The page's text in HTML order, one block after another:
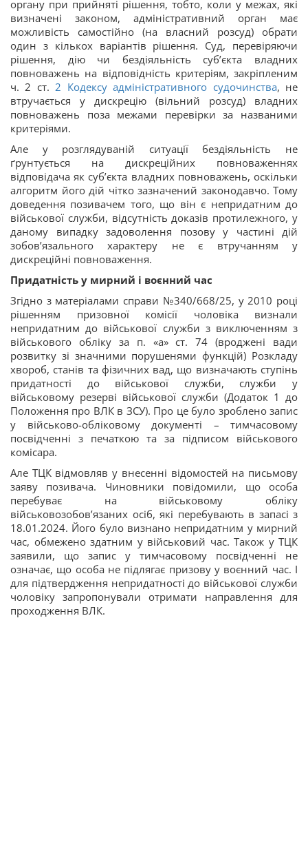
органу при прийняті рішення, тобто, коли у межах, які
визначені законом, адміністративний орган має
можливість самостійно (на власний розсуд) обрати
один з кількох варіантів рішення. Суд, перевіряючи
рішення, дію чи бездіяльність субʼєкта владних
повноважень на відповідність критеріям, закріпленим
ч. 2 ст. 2 Кодексу адміністративного судочинства, не
втручається у дискрецію (вільний розсуд) владних
повноважень поза межами перевірки за названими
критеріями.
Але у розглядуваній ситуації бездіяльність не
ґрунтується на дискреційних повноваженнях
відповідача як субʼєкта владних повноважень, оскільки
алгоритм його дій чітко зазначений законодавчо. Тому
доведення позивачем того, що він є непридатним до
військової служби, відсутність доказів протилежного, у
даному випадку задоволення позову у частині дій
зобовʼязального характеру не є втручанням у
дискреційні повноваження.
Придатність у мирний і воєнний час
Згідно з матеріалами справи №340/668/25, у 2010 році
рішенням призовної комісії чоловіка визнали
непридатним до військової служби з виключенням з
військового обліку за п. «а» ст. 74 (вроджені вади
розвитку зі значними порушенями функцій) Розкладу
хвороб, станів та фізичних вад, що визначають ступінь
придатності до військової служби, служби у
військовому резерві військової служби (Додаток 1 до
Положення про ВЛК в ЗСУ). Про це було зроблено запис
у військово-обліковому документі – тимчасовому
посвідченні з печаткою та за підписом військового
комісара.
Але ТЦК відмовляв у внесенні відомостей на письмову
заяву позивача. Чиновники повідомили, що особа
перебуває на військовому обліку
військовозобовʼязаних осіб, які перебувають в запасі з
18.01.2024. Його було визнано непридатним у мирний
час, обмежено здатним у військовий час. Також у ТЦК
заявили, що запис у тимчасовому посвідченні не
означає, що особа не підлягає призову у воєнний час. І
для підтвердження непридатності до військової служби
чоловіку запропонували отримати направлення для
проходження ВЛК.